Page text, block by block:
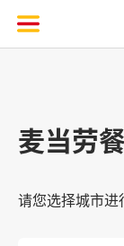
麦当劳
请您选择城市进